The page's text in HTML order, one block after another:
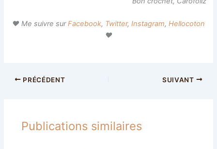
♥ Me suivre surFacebook, Twitter, Instagram, Hellocoton
♥
PRÉCÉDENT SUIVANT
Publications similaires